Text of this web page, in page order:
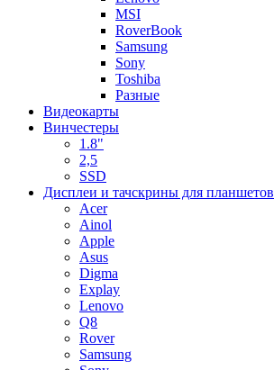
MSI
RoverBook
Samsung
Sony
Toshiba
Разные
Видеокарты
Винчестеры
1.8"
2,5
SSD
Дисплеи и тачскрины для планшетов
Acer
Ainol
Apple
Asus
Digma
Explay
Lenovo
Q8
Rover
Samsung